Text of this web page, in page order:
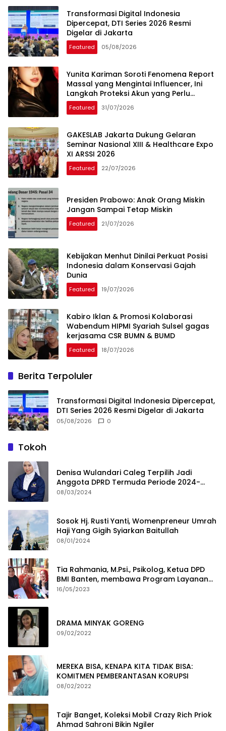
Transformasi Digital Indonesia
Dipercepat, DTI Series 2026 Resmi
Digelar di Jakarta
Featured 05/08/2026
Yunita Kariman Soroti Fenomena Report
Massal yang Mengintai Influencer, Ini
Langkah Proteksi Akun yang Perlu
Diketahui
Featured 31/07/2026
GAKESLAB Jakarta Dukung Gelaran
Seminar Nasional XIII & Healthcare Expo
XI ARSSI 2026
Featured 22/07/2026
Presiden Prabowo: Anak Orang Miskin
Jangan Sampai Tetap Miskin
Featured 21/07/2026
Kebijakan Menhut Dinilai Perkuat Posisi
Indonesia dalam Konservasi Gajah
Dunia
Featured 19/07/2026
Kabiro Iklan & Promosi Kolaborasi
Wabendum HIPMI Syariah Sulsel gagas
kerjasama CSR BUMN & BUMD
Featured 18/07/2026
Berita Terpoluler
Transformasi Digital Indonesia Dipercepat,
DTI Series 2026 Resmi Digelar di Jakarta
05/08/2026 0
Tokoh
Denisa Wulandari Caleg Terpilih Jadi
Anggota DPRD Termuda Periode 2024-
2029
08/03/2024
Sosok Hj. Rusti Yanti, Womenpreneur Umrah
Haji Yang Gigih Syiarkan Baitullah
08/01/2024
Tia Rahmania, M.Psi., Psikolog, Ketua DPD
BMI Banten, membawa Program Layanan
Pembuatan Dokumen Kependudukan
16/05/2023
DRAMA MINYAK GORENG
09/02/2022
MEREKA BISA, KENAPA KITA TIDAK BISA:
KOMITMEN PEMBERANTASAN KORUPSI
08/02/2022
Tajir Banget, Koleksi Mobil Crazy Rich Priok
Ahmad Sahroni Bikin Ngiler